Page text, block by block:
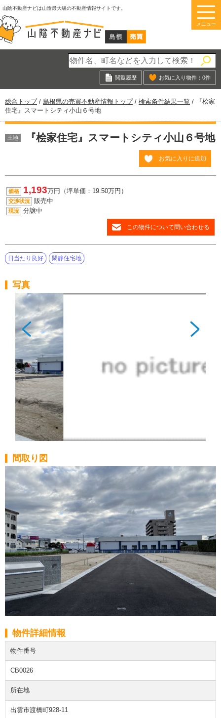
このページの本文へ
山陰不動産ナビは山陰最大級の不動産情報サイトです。
メニュー
閲覧履歴 お気に入り物件： 0件
現
在
の
置：
総合トップ/ 島根県の売買不動産情報トップ/ 検索条件結果一覧 /
『桧家
住宅』スマートシティ小山６号地
土地 『桧家住宅』スマートシティ小山６号地
お気に入りに追加
価格 1,193万円（坪単価：19.50万円）
交渉状況 販売中
現況 分譲中
この物件について問い合わせる
日当たり良好 閑静住宅地
写真
間取り図
物件詳細情報
物件番号
CB0026
所在地
出雲市渡橋町928-11